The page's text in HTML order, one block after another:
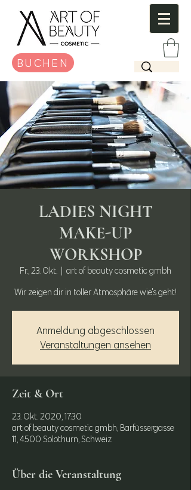
BUCHEN
LADIES NIGHT
MAKE-UP
WORKSHOP
Fr., 23. Okt.
  |
art of beauty cosmetic gmbh
Wir zeigen dir in toller Atmosphäre wie's geht!
Anmeldung abgeschlossen
Veranstaltungen ansehen
Zeit & Ort
23. Okt. 2020, 17:30
art of beauty cosmetic gmbh, Barfüssergasse
11, 4500 Solothurn, Schweiz
Über die Veranstaltung